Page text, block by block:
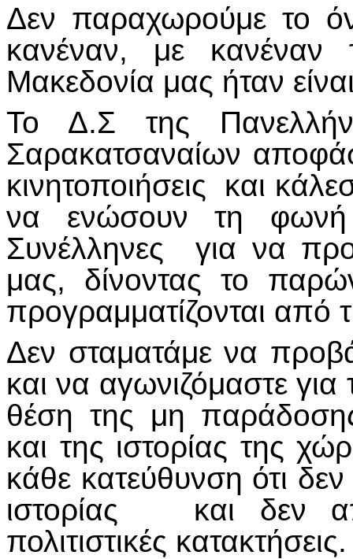
Δεν παραχωρούμε το
κανέναν, με
Μακεδονία μας ήταν
Το Δ.Σ της
Σαρακατσαναίων
κινητοποιήσεις και
να ενώσουν τη φωνή
Συνέλληνες για να
μας, δίνοντας το
προγραμματίζονται
Δεν σταματάμε να
και να αγωνιζόμαστε για
θέση της μη
και της ιστορίας της
κάθε κατεύθυνση ότι
ιστορίας και δεν
πολιτιστικές κατακτήσεις.